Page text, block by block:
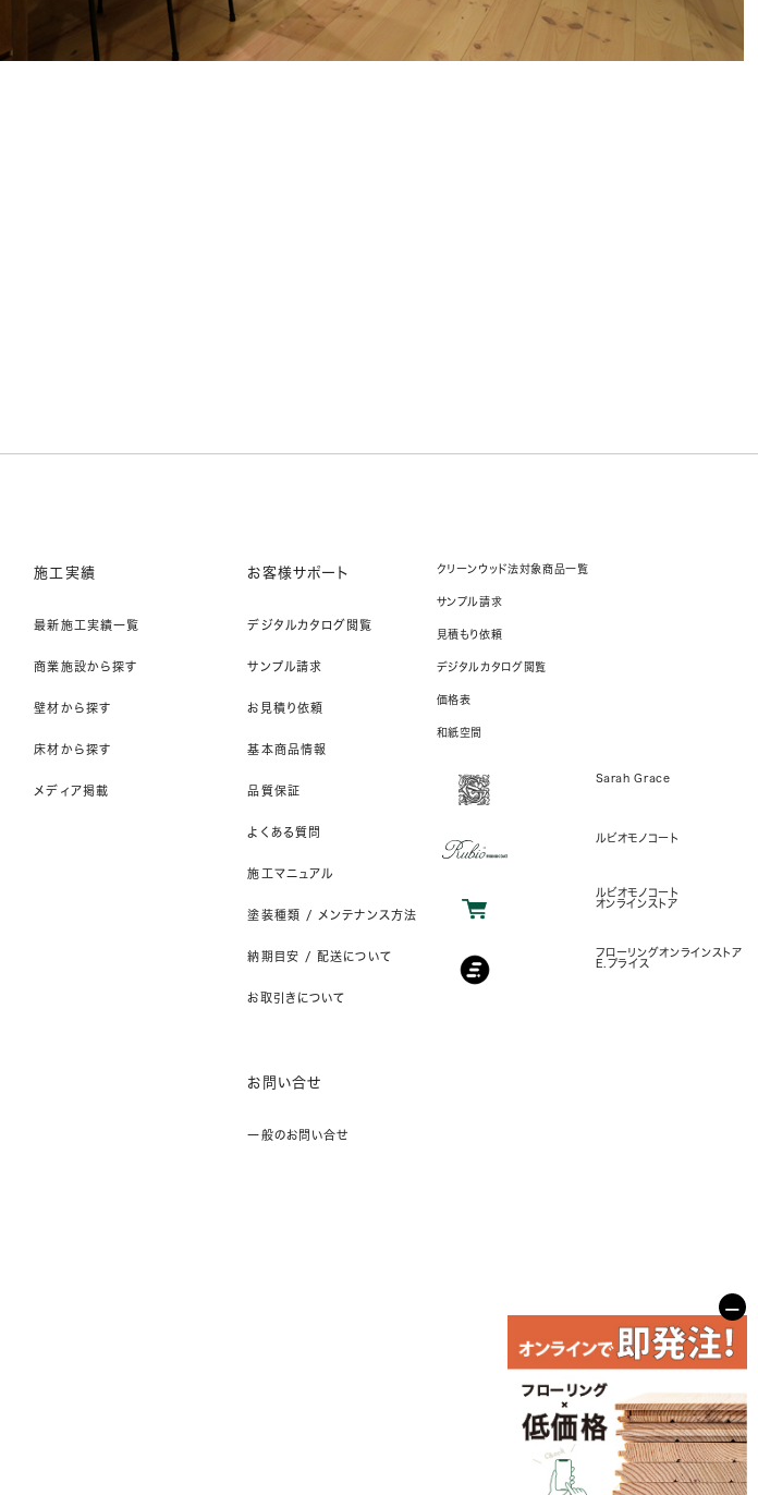
施工実績
最新施工実績一覧
商業施設から探す
壁材から探す
床材から探す
メディア掲載
お客様サポート
デジタルカタログ閲覧
サンプル請求
お見積り依頼
基本商品情報
品質保証
よくある質問
施工マニュアル
塗装種類 / メンテナンス方法
納期目安 / 配送について
お取引きについて
お問い合せ
一般のお問い合せ
クリーンウッド法対象商品一覧
サンプル請求
見積もり依頼
デジタルカタログ閲覧
価格表
和紙空間
Sarah Grace
ルビオモノコート
ルビオモノコート
オンラインストア
フローリングオンラインストア
E.プライス
−